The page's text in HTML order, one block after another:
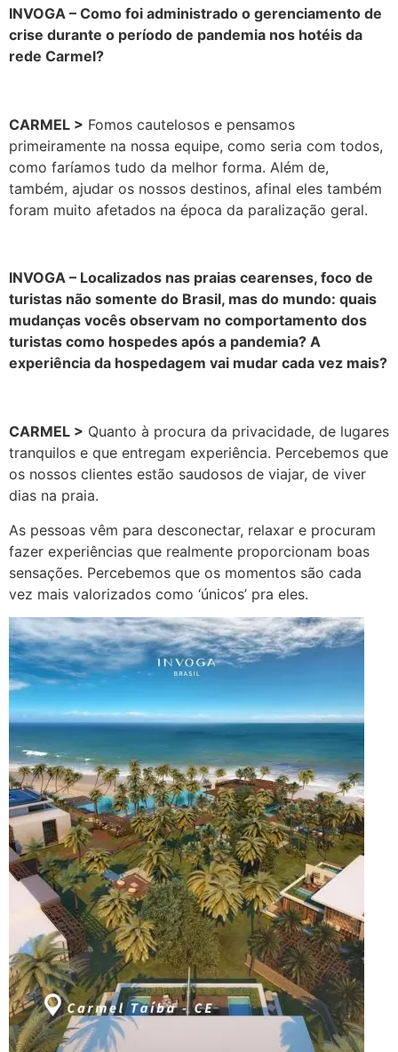
INVOGA – Como foi administrado o gerenciamento de
crise durante o período de pandemia nos hotéis da
rede Carmel?
CARMEL > Fomos cautelosos e pensamos
primeiramente na nossa equipe, como seria com todos,
como faríamos tudo da melhor forma. Além de,
também, ajudar os nossos destinos, afinal eles também
foram muito afetados na época da paralização geral.
INVOGA – Localizados nas praias cearenses, foco de
turistas não somente do Brasil, mas do mundo: quais
mudanças vocês observam no comportamento dos
turistas como hospedes após a pandemia? A
experiência da hospedagem vai mudar cada vez mais?
CARMEL > Quanto à procura da privacidade, de lugares
tranquilos e que entregam experiência. Percebemos que
os nossos clientes estão saudosos de viajar, de viver
dias na praia.
As pessoas vêm para desconectar, relaxar e procuram
fazer experiências que realmente proporcionam boas
sensações. Percebemos que os momentos são cada
vez mais valorizados como ‘únicos’ pra eles.